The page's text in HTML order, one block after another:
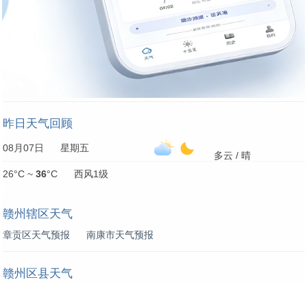
昨日天气回顾
08月07日 星期五
多云 / 晴
26°C ~ 36°C 西风1级
赣州辖区天气
章贡区天气预报 南康市天气预报
赣州区县天气